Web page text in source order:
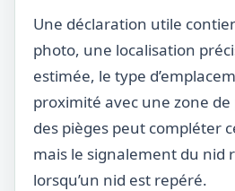
Une déclaration utile
photo, une localisation
estimée, le type
proximité avec une zone de
des pièges peut compléter
mais le signalement du nid
lorsqu’un nid est repéré.